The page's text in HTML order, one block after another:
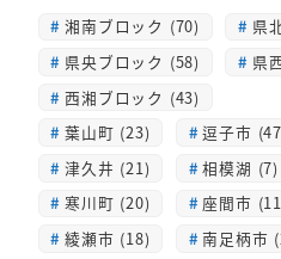
湘南ブロック (70)
県
県央ブロック (58)
県
西湘ブロック (43)
葉山町 (23)
逗子市
津久井 (21)
相模湖 (7)
寒川町 (20)
座間市
綾瀬市 (18)
南足柄市